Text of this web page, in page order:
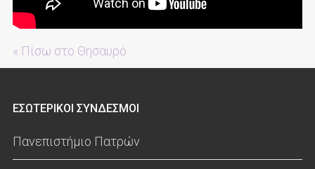
« Πίσω στο Θησαυρό
ΕΣΩΤΕΡΙΚΟΙ ΣΥΝΔΕΣΜΟΙ
Πανεπιστήμιο Πατρών